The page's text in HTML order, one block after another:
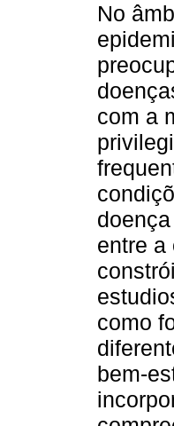
No
com a
entre a
como
bem-